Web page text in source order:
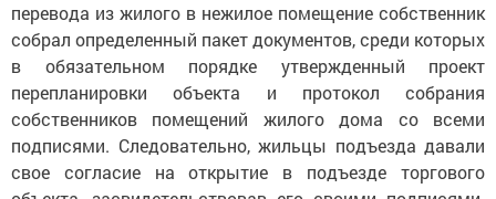
перевода из жилого в нежилое помещение собственник
собрал определенный пакет документов, среди которых
в обязательном порядке утвержденный проект
перепланировки объекта и протокол собрания
собственников помещений жилого дома со всеми
подписями. Следовательно, жильцы подъезда давали
свое согласие на открытие в подъезде торгового